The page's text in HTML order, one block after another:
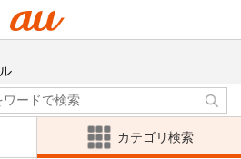
カテゴリ検索